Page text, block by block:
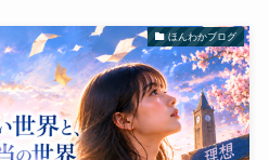
ほんわかブログ